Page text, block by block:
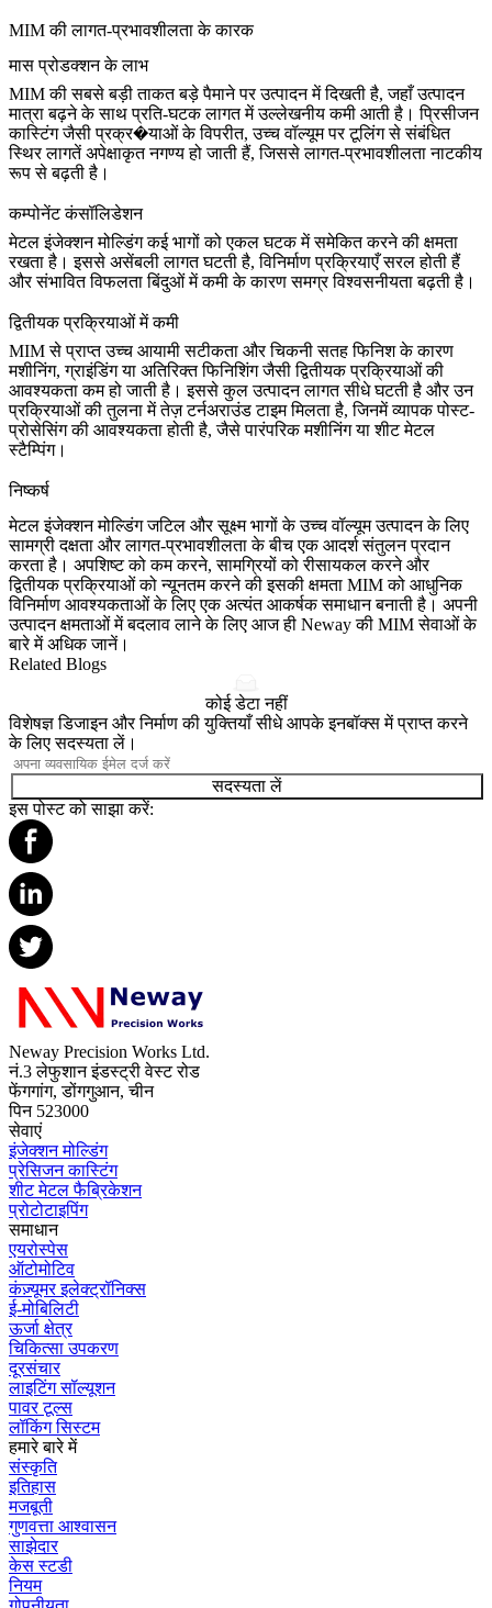
MIM की लागत-प्रभावशीलता के कारक
मास प्रोडक्शन के लाभ
MIM की सबसे बड़ी ताकत बड़े पैमाने पर उत्पादन में दिखती है, जहाँ उत्पादन
मात्रा बढ़ने के साथ प्रति-घटक लागत में उल्लेखनीय कमी आती है।प्रिसीजन
कास्टिंगजैसी प्रक्र�याओं के विपरीत, उच्च वॉल्यूम पर टूलिंग से संबंधित
स्थिर लागतें अपेक्षाकृत नगण्य हो जाती हैं, जिससे लागत-प्रभावशीलता नाटकीय
रूप से बढ़ती है।
कम्पोनेंट कंसॉलिडेशन
मेटल इंजेक्शन मोल्डिंग कई भागों को एकल घटक में समेकित करने की क्षमता
रखता है। इससे असेंबली लागत घटती है, विनिर्माण प्रक्रियाएँ सरल होती हैं
और संभावित विफलता बिंदुओं में कमी के कारण समग्र विश्वसनीयता बढ़ती है।
द्वितीयक प्रक्रियाओं में कमी
MIM से प्राप्त उच्च आयामी सटीकता और चिकनी सतह फिनिश के कारण
मशीनिंग, ग्राइंडिंग या अतिरिक्त फिनिशिंग जैसी द्वितीयक प्रक्रियाओं की
आवश्यकता कम हो जाती है। इससे कुल उत्पादन लागत सीधे घटती है और उन
प्रक्रियाओं की तुलना में तेज़ टर्नअराउंड टाइम मिलता है, जिनमें व्यापक पोस्ट-
प्रोसेसिंग की आवश्यकता होती है, जैसे पारंपरिक मशीनिंग याशीट मेटल
स्टैम्पिंग।
निष्कर्ष
मेटल इंजेक्शन मोल्डिंग जटिल और सूक्ष्म भागों के उच्च वॉल्यूम उत्पादन के लिए
सामग्री दक्षता और लागत-प्रभावशीलता के बीच एक आदर्श संतुलन प्रदान
करता है। अपशिष्ट को कम करने, सामग्रियों को रीसायकल करने और
द्वितीयक प्रक्रियाओं को न्यूनतम करने की इसकी क्षमता MIM को आधुनिक
विनिर्माण आवश्यकताओं के लिए एक अत्यंत आकर्षक समाधान बनाती है। अपनी
उत्पादन क्षमताओं में बदलाव लाने के लिए आज ही Neway की MIM सेवाओंके
बारे में अधिक जानें।
Related Blogs
कोई डेटा नहीं
विशेषज्ञ डिजाइन और निर्माण की युक्तियाँ सीधे आपके इनबॉक्स में प्राप्त करने
के लिए सदस्यता लें।
सदस्यता लें
इस पोस्ट को साझा करें:
Neway Precision Works Ltd.
नं.3 लेफुशान इंडस्ट्री वेस्ट रोड
फेंगगांग, डोंगगुआन, चीन
पिन 523000
सेवाएं
इंजेक्शन मोल्डिंग
प्रेसिजन कास्टिंग
शीट मेटल फैब्रिकेशन
प्रोटोटाइपिंग
समाधान
एयरोस्पेस
ऑटोमोटिव
कंज़्यूमर इलेक्ट्रॉनिक्स
ई-मोबिलिटी
ऊर्जा क्षेत्र
चिकित्सा उपकरण
दूरसंचार
लाइटिंग सॉल्यूशन
पावर टूल्स
लॉकिंग सिस्टम
हमारे बारे में
संस्कृति
इतिहास
मजबूती
गुणवत्ता आश्वासन
साझेदार
केस स्टडी
नियम